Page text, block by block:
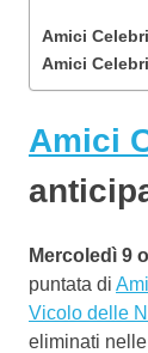
Amici
Amici
Amici
Mercoledì 9
puntata di
Vicolo delle
eliminati